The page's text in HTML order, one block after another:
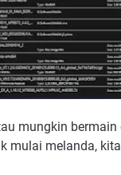
mungkin
mulai melanda,